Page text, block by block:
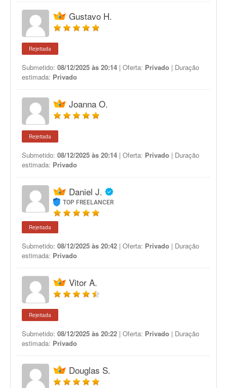
Gustavo H.
Rejeitada
Submetido: 08/12/2025 às 20:14 | Oferta: Privado | Duração
estimada: Privado
Joanna O.
Rejeitada
Submetido: 08/12/2025 às 20:14 | Oferta: Privado | Duração
estimada: Privado
Daniel J.
TOP FREELANCER
Rejeitada
Submetido: 08/12/2025 às 20:42 | Oferta: Privado | Duração
estimada: Privado
Vitor A.
Rejeitada
Submetido: 08/12/2025 às 20:22 | Oferta: Privado | Duração
estimada: Privado
Douglas S.